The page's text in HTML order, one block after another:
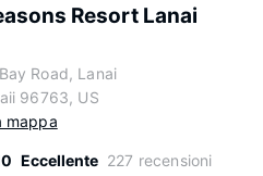
Resort Lanai
Road, Lanai
96763, US
mappa
Eccellente 227 recensioni